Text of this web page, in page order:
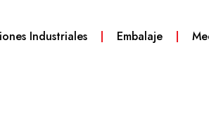
Industriales Embalaje